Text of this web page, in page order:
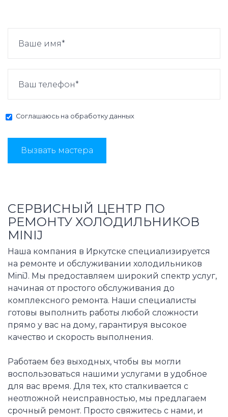
Соглашаюсь на обработку данных
Вызвать мастера
СЕРВИСНЫЙ ЦЕНТР ПО
РЕМОНТУ ХОЛОДИЛЬНИКОВ
MINIJ
Наша компания в Иркутске специализируется
на ремонте и обслуживании холодильников
MiniJ. Мы предоставляем широкий спектр услуг,
начиная от простого обслуживания до
комплексного ремонта. Наши специалисты
готовы выполнить работы любой сложности
прямо у вас на дому, гарантируя высокое
качество и скорость выполнения.
Работаем без выходных, чтобы вы могли
воспользоваться нашими услугами в удобное
для вас время. Для тех, кто сталкивается с
неотложной неисправностью, мы предлагаем
срочный ремонт. Просто свяжитесь с нами, и